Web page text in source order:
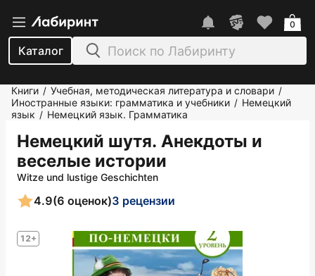
Каталог
0
Книги / Учебная, методическая литература и словари /
Иностранные языки: грамматика и учебники / Немецкий
язык / Немецкий язык. Грамматика
Немецкий шутя. Анекдоты и
веселые истории
Witze und lustige Geschichten
12+
4.9(6 оценок)3 рецензии